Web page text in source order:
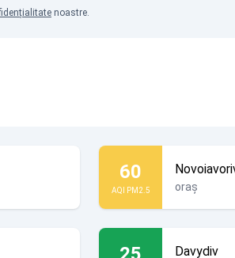
noastre.
60
AQI PM2.5 oraș
Davydiv